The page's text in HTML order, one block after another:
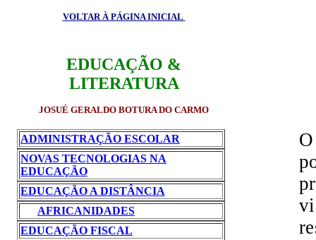
VOLTAR À PÁGINA INICIAL
EDUCAÇÃO &
LITERATURA
JOSUÉ GERALDO BOTURA DO CARMO
ADMINISTRAÇÃO ESCOLAR
NOVAS TECNOLOGIAS NA
EDUCAÇÃO
EDUCAÇÃO A DISTÂNCIA
AFRICANIDADES
EDUCAÇÃO FISCAL